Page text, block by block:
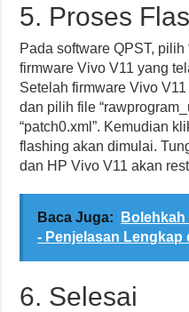
5. Proses
Pada software QPST, pilih
firmware Vivo V11 yang
Setelah firmware Vivo
dan pilih file
“patch0.xml”. Kemudian
flashing akan dimulai.
dan HP Vivo V11 akan
Baca Juga:
- Penjelasan Lengkap
6. Selesai